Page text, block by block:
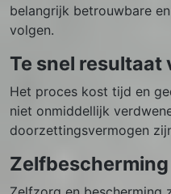
belangrijk betrouwbare
volgen.
Te snel
Het proces kost tijd en
niet onmiddellijk
doorzettingsvermogen